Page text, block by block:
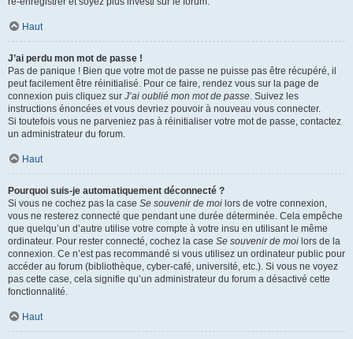
Haut
J’ai perdu mon mot de passe !
Pas de panique ! Bien que votre mot de passe ne puisse pas être récupéré, il
peut facilement être réinitialisé. Pour ce faire, rendez vous sur la page de
connexion puis cliquez sur J’ai oublié mon mot de passe. Suivez les
instructions énoncées et vous devriez pouvoir à nouveau vous connecter.
Si toutefois vous ne parveniez pas à réinitialiser votre mot de passe, contactez
un administrateur du forum.
Haut
Pourquoi suis-je automatiquement déconnecté ?
Si vous ne cochez pas la case Se souvenir de moi lors de votre connexion,
vous ne resterez connecté que pendant une durée déterminée. Cela empêche
que quelqu’un d’autre utilise votre compte à votre insu en utilisant le même
ordinateur. Pour rester connecté, cochez la case Se souvenir de moi lors de la
connexion. Ce n’est pas recommandé si vous utilisez un ordinateur public pour
accéder au forum (bibliothèque, cyber-café, université, etc.). Si vous ne voyez
pas cette case, cela signifie qu’un administrateur du forum a désactivé cette
fonctionnalité.
Haut